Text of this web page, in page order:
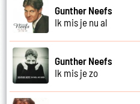
Gunther Neefs
Ik mis je nu al
Gunther Neefs
Ik mis je zo